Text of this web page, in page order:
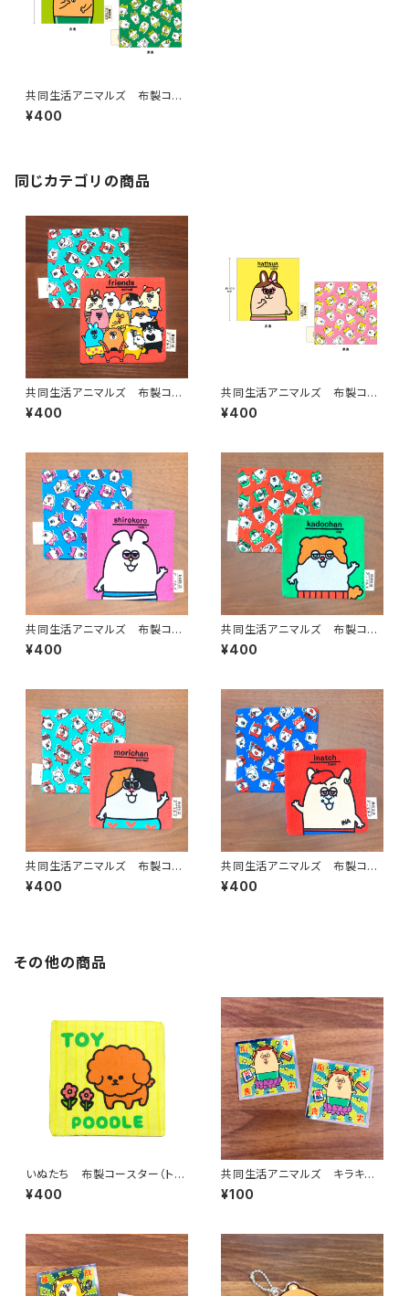
共同生活アニマルズ 布製コー
スター（北川）
¥400
同じカテゴリの商品
共同生活アニマルズ 布製コー
スター（全員）
¥400
共同生活アニマルズ 布製コー
スター（はっつん）
¥400
共同生活アニマルズ 布製コー
スター（シロコロホルモン）
¥400
共同生活アニマルズ 布製コー
スター（かどちゃん）
¥400
共同生活アニマルズ 布製コー
スター（もりちゃん）
¥400
共同生活アニマルズ 布製コー
スター（いなっち）
¥400
その他の商品
いぬたち 布製コースター（トイ
プードル）
¥400
共同生活アニマルズ キラキラ
ステッカー（北川）
¥100